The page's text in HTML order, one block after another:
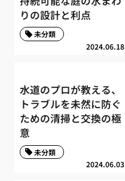
りの設計と利点
2024.06.18
未分類
水道のプロが教える、
トラブルを未然に防ぐ
ための清掃と交換の極
意
2024.06.03
未分類